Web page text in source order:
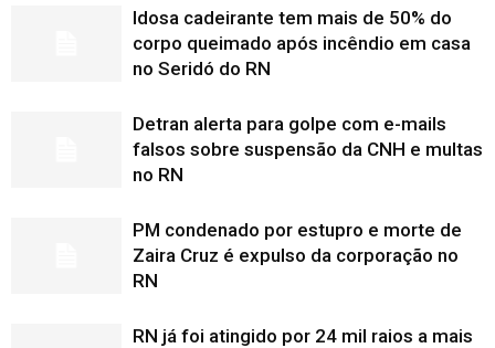
Idosa cadeirante tem mais de 50% do
corpo queimado após incêndio em casa
no Seridó do RN
Detran alerta para golpe com e-mails
falsos sobre suspensão da CNH e multas
no RN
PM condenado por estupro e morte de
Zaira Cruz é expulso da corporação no
RN
RN já foi atingido por 24 mil raios a mais